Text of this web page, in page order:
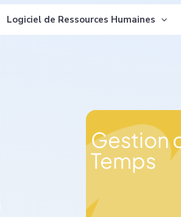
Logiciel de Ressources Humaines
Gestion
Temps